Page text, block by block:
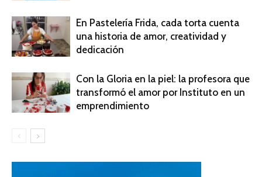
En Pastelería Frida, cada torta cuenta
una historia de amor, creatividad y
dedicación
Con la Gloria en la piel: la profesora que
transformó el amor por Instituto en un
emprendimiento